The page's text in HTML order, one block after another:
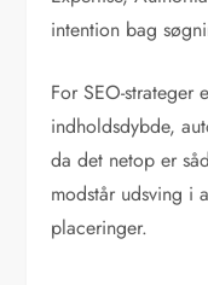
intention bag
For SEO-strateger
indholdsdybde,
da det netop er
modstår udsving i
placeringer.